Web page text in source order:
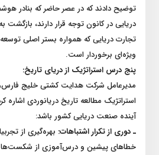
توضیح دادند که در عصر حاضر که بنادر
دریایی در کانون توجه قرار دارند، بازگشت
تجارت دریایی که همواره بستر اصلی
ویژه‌ای برخوردار است.
پنج درس استراتژیک از دریای تاریخ:
مدیرعامل شرکت هدایت کشتی خلیج فارس،
استراتژیک مطالعه تاریخ دریانوردی اشاره
آینده صنعت دریایی کشور باشد:
ـ دوری از تکرار اشتباهات: بهره‌گیری از
خطاهای پیشین و درس‌آموزی از